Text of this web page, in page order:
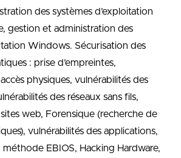
des systèmes d’exploitation
gestion et administration des
Windows. Sécurisation des
: prise d’empreintes,
physiques, vulnérabilités des
des réseaux sans fils,
web, Forensique (recherche de
vulnérabilités des applications,
méthode EBIOS, Hacking Hardware,